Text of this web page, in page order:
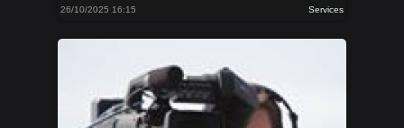
26/10/2025 16:15 Services